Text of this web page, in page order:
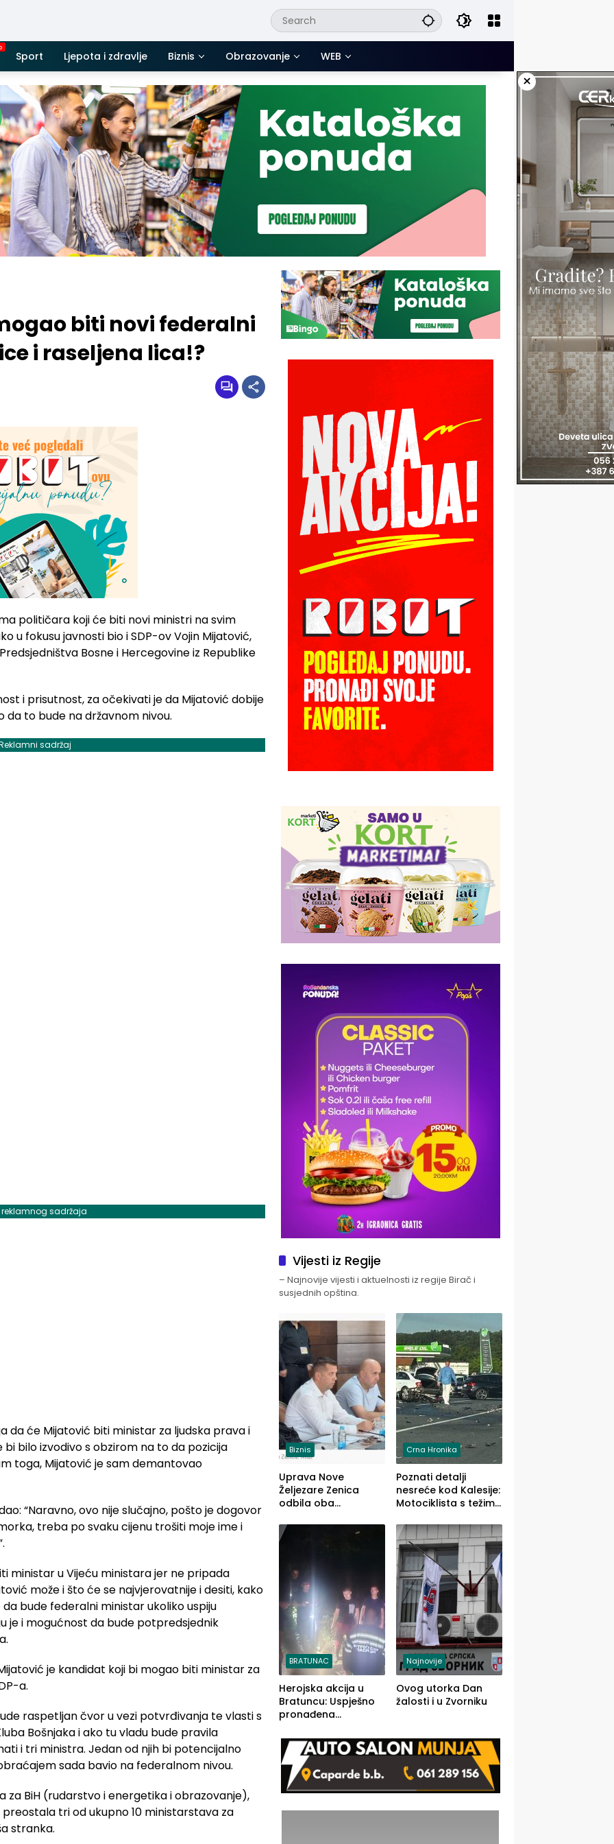
Sport Ljepota i zdravlje Biznis Obrazovanje WEB
×
biti novi federalni
i raseljena lica!?
političara koji će biti novi ministri na svim
u fokusu javnosti bio i SDP-ov Vojin Mijatović,
Bosne i Hercegovine iz Republike
i prisutnost, za očekivati je da Mijatović dobije
da to bude na državnom nivou.
sadržaj
reklamnog sadržaja
da će Mijatović biti ministar za ljudska prava i
bi bilo izvodivo s obzirom na to da pozicija
toga, Mijatović je sam demantovao
“Naravno, ovo nije slučajno, pošto je dogovor
treba po svaku cijenu trošiti moje ime i
ministar u Vijeću ministara jer ne pripada
može i što će se najvjerovatnije i desiti, kako
bude federalni ministar ukoliko uspiju
je i mogućnost da bude potpredsjednik
je kandidat koji bi mogao biti ministar za
a.
raspetljan čvor u vezi potvrđivanja te vlasti s
Bošnjaka i ako tu vladu bude pravila
i tri ministra. Jedan od njih bi potencijalno
sada bavio na federalnom nivou.
BiH (rudarstvo i energetika i obrazovanje),
tri od ukupno 10 ministarstava za
stranka.
Vijesti iz Regije
– Najnovije vijesti i aktuelnosti iz regije Birač i
susjednih opština.
Biznis
Uprava Nove
Željezare Zenica
odbila oba
FBiH: Ustrajni da je
stečaj jedino rješenje
Crna Hronika
Poznati detalji
nesreće kod Kalesije:
Motociklista s težim,
lakšim povredama
BRATUNAC
Herojska akcija u
Bratuncu: Uspješno
pronađena
a Ivanka Lazić,
rodom iz Kravice.
Najnovije
Ovog utorka Dan
žalosti i u Zvorniku